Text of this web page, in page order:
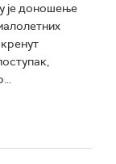
је доношење